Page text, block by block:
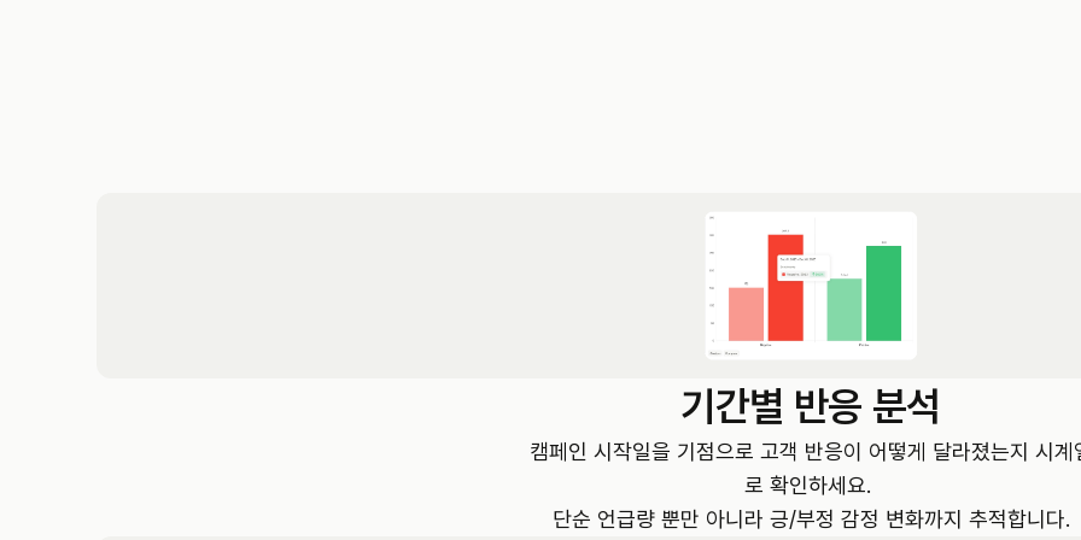
기간별 반응 분석
캠페인 시작일을 기점으로 고객 반응이 어떻게 달라졌는지 시계
로 확인하세요.
단순 언급량 뿐만 아니라 긍/부정 감정 변화까지 추적합니다.